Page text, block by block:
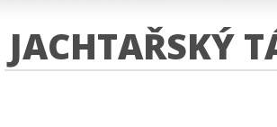
JACHTAŘSKÝ